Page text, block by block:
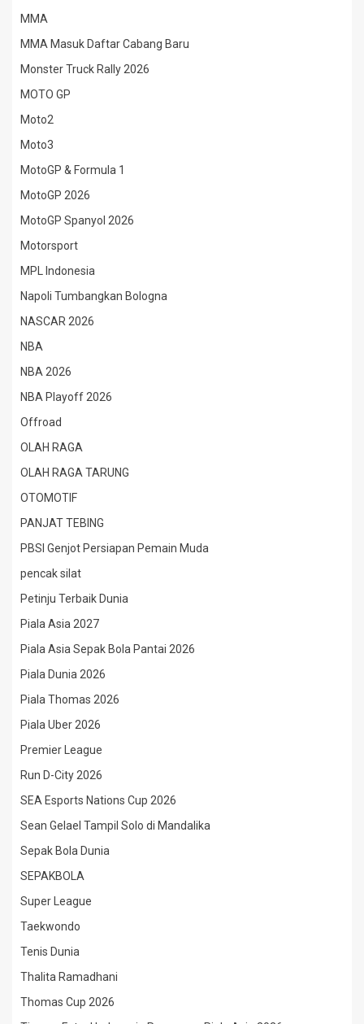
MMA
MMA Masuk Daftar Cabang Baru
Monster Truck Rally 2026
MOTO GP
Moto2
Moto3
MotoGP & Formula 1
MotoGP 2026
MotoGP Spanyol 2026
Motorsport
MPL Indonesia
Napoli Tumbangkan Bologna
NASCAR 2026
NBA
NBA 2026
NBA Playoff 2026
Offroad
OLAH RAGA
OLAH RAGA TARUNG
OTOMOTIF
PANJAT TEBING
PBSI Genjot Persiapan Pemain Muda
pencak silat
Petinju Terbaik Dunia
Piala Asia 2027
Piala Asia Sepak Bola Pantai 2026
Piala Dunia 2026
Piala Thomas 2026
Piala Uber 2026
Premier League
Run D-City 2026
SEA Esports Nations Cup 2026
Sean Gelael Tampil Solo di Mandalika
Sepak Bola Dunia
SEPAKBOLA
Super League
Taekwondo
Tenis Dunia
Thalita Ramadhani
Thomas Cup 2026